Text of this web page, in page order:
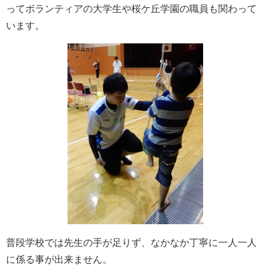
ってボランティアの大学生や桜ケ丘学園の職員も関わって
います。
普段学校では先生の手が足りず、なかなか丁寧に一人一人
に係る事が出来ません。